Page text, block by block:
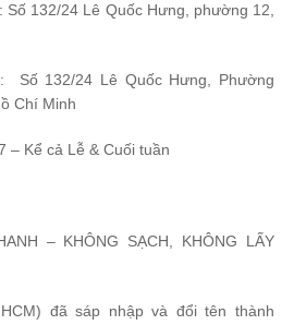
132/24 Lê Quốc Hưng, phường 12,
Số 132/24 Lê Quốc Hưng, Phường
Chí Minh
– Kể cả Lễ & Cuối tuần
– KHÔNG SẠCH, KHÔNG LẤY
đã sáp nhập và đổi tên thành